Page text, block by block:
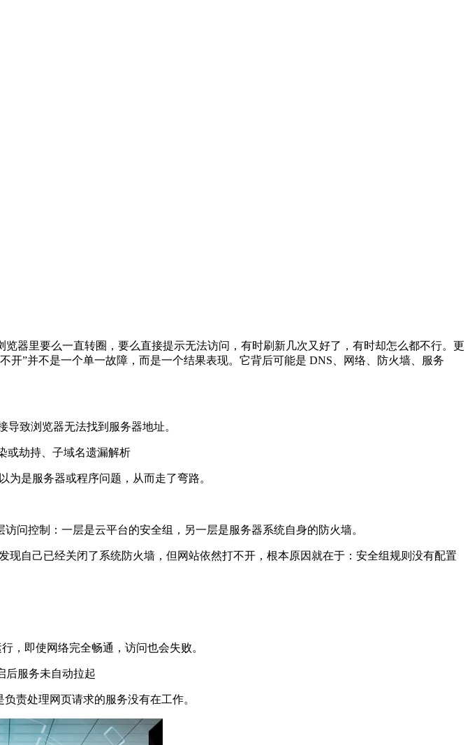
里要么一直转圈，要么直接提示无法访问，有时刷新几次又好了，有时却怎么都不行。更
”并不是一个单一故障，而是一个结果表现。它背后可能是 DNS、网络、防火墙、服务
致浏览器无法找到服务器地址。
劫持、子域名遗漏解析
是服务器或程序问题，从而走了弯路。
控制：一层是云平台的安全组，另一层是服务器系统自身的防火墙。
自己已经关闭了系统防火墙，但网站依然打不开，根本原因就在于：安全组规则没有配置
即使网络完全畅通，访问也会失败。
服务未自动拉起
责处理网页请求的服务没有在工作。